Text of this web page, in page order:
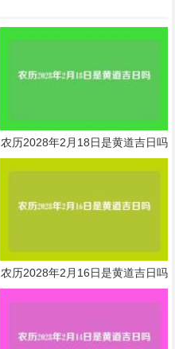
农历2028年2月18日是黄道吉日吗
农历2028年2月16日是黄道吉日吗